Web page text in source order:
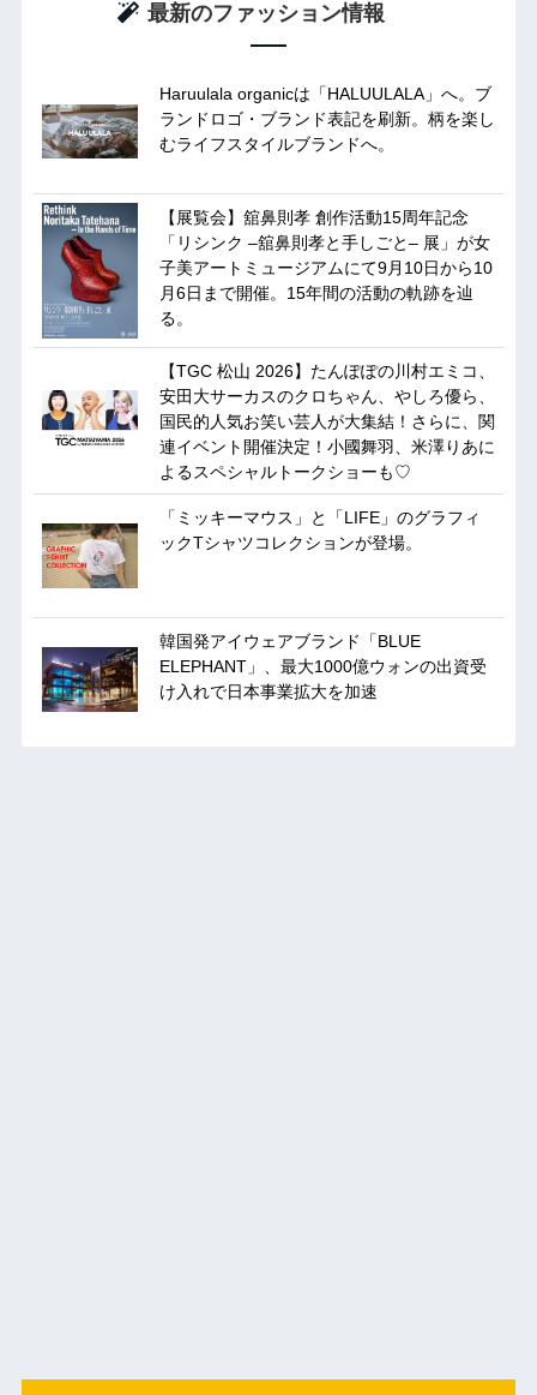
最新のファッション情報
Haruulala organicは「HALUULALA」へ。ブ
ランドロゴ・ブランド表記を刷新。柄を楽し
むライフスタイルブランドへ。
【展覧会】舘鼻則孝 創作活動15周年記念
「リシンク –舘鼻則孝と手しごと– 展」が女
子美アートミュージアムにて9月10日から10
月6日まで開催。15年間の活動の軌跡を辿
る。
【TGC 松山 2026】たんぽぽの川村エミコ、
安田大サーカスのクロちゃん、やしろ優ら、
国民的人気お笑い芸人が大集結！さらに、関
連イベント開催決定！小國舞羽、米澤りあに
よるスペシャルトークショーも♡
「ミッキーマウス」と「LIFE」のグラフィ
ックTシャツコレクションが登場。
韓国発アイウェアブランド「BLUE
ELEPHANT」、最大1000億ウォンの出資受
け入れで日本事業拡大を加速